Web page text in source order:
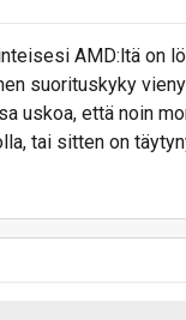
AMD:ltä on
suorituskyky
uskoa, että noin
tai sitten on